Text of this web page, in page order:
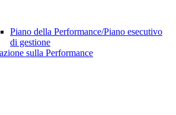
Piano della Performance/Piano esecutivo
di gestione
sulla Performance